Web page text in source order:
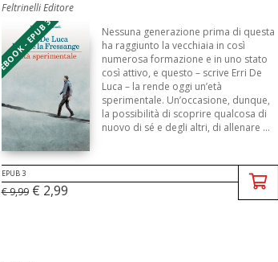
Feltrinelli Editore
EBOOK - EPUB 3
Nessuna generazione prima di questa
ha raggiunto la vecchiaia in così
numerosa formazione e in uno stato
così attivo, e questo – scrive Erri De
Luca – la rende oggi un’età
sperimentale. Un’occasione, dunque,
la possibilità di scoprire qualcosa di
nuovo di sé e degli altri, di allenare ...
EPUB 3
€ 9,99 € 2,99